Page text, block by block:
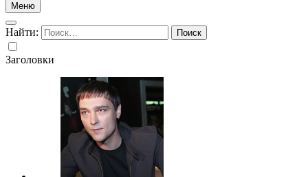
Меню
Найти:
Заголовки